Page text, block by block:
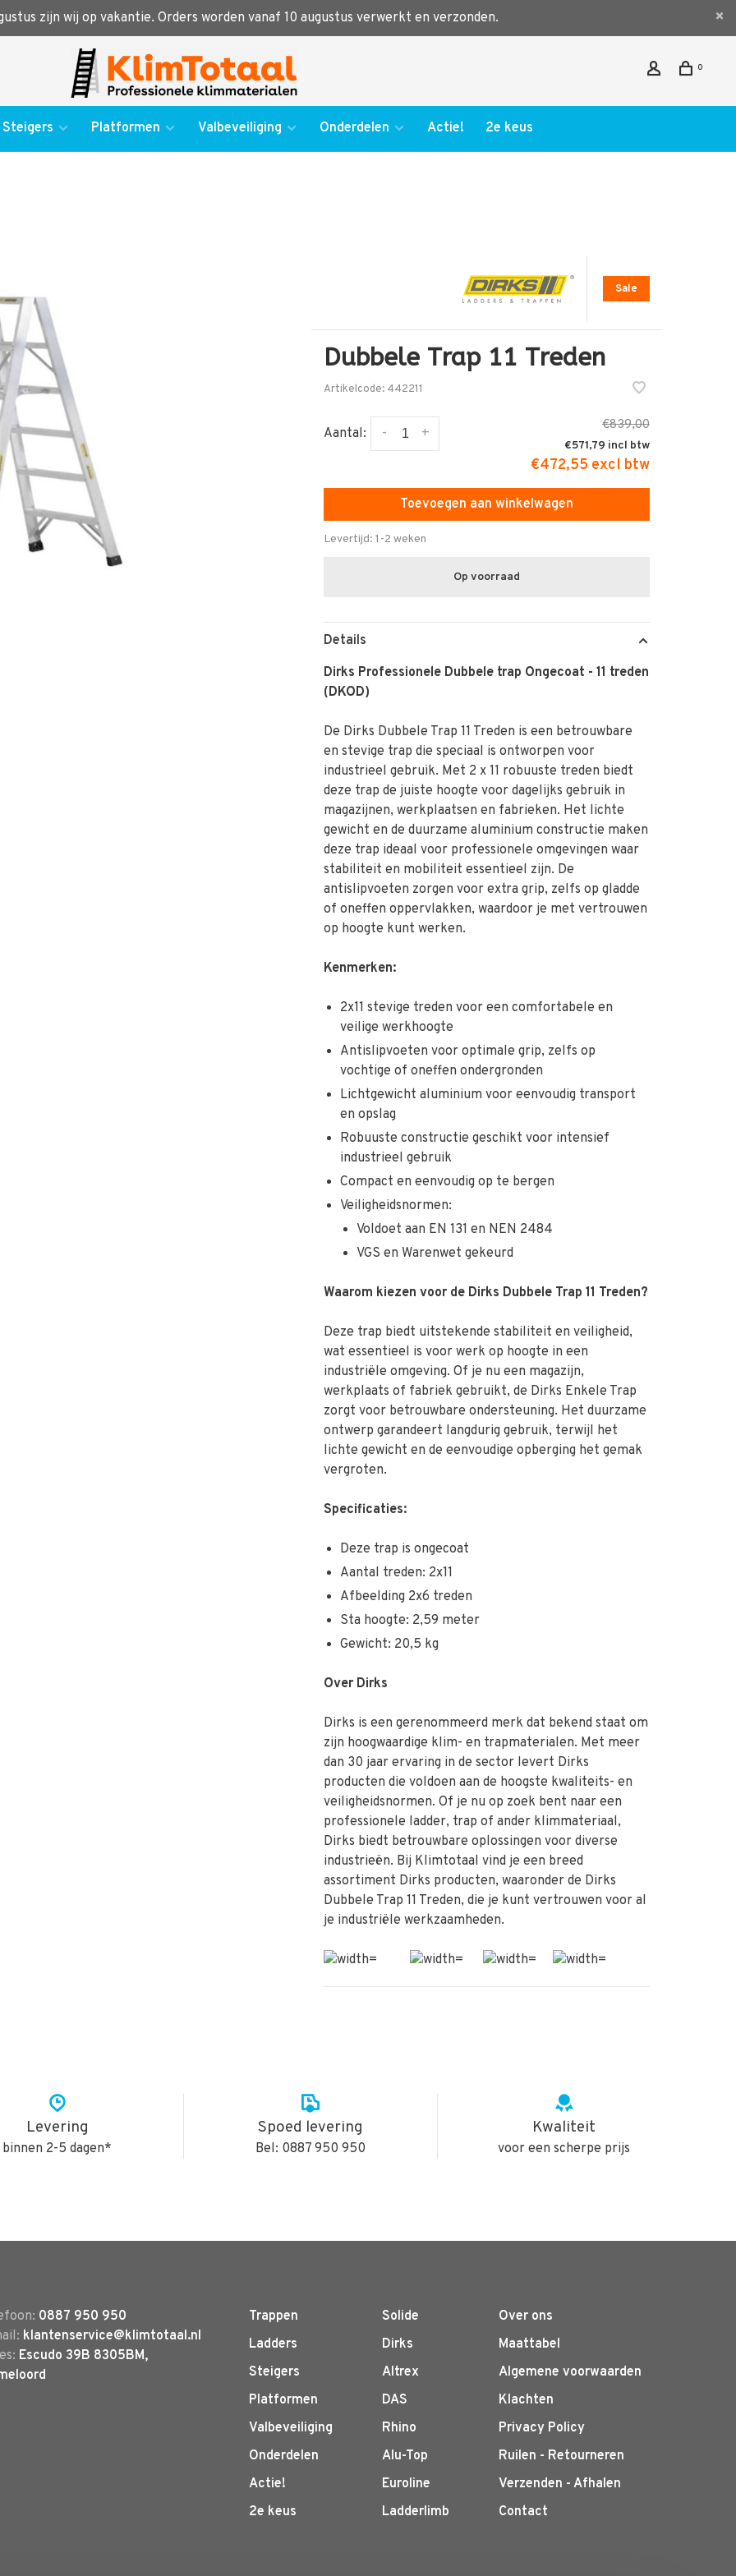
zijn wij op vakantie. Orders worden vanaf 10 augustus verwerkt en verzonden.
0
Steigers Platformen Valbeveiliging Onderdelen Actie! 2e keus
Sale
Dubbele Trap 11 Treden
Artikelcode: 442211
Aantal: +
-
€839,00
€571,79
€472,55 excl btw
Toevoegen aan winkelwagen
Levertijd: 1-2 weken
Op voorraad
Details
Dirks Professionele Dubbele trap Ongecoat - 11 treden
(DKOD)
De Dirks Dubbele Trap 11 Treden is een betrouwbare
en stevige trap die speciaal is ontworpen voor
industrieel gebruik. Met 2 x 11 robuuste treden biedt
deze trap de juiste hoogte voor dagelijks gebruik in
magazijnen, werkplaatsen en fabrieken. Het lichte
gewicht en de duurzame aluminium constructie maken
deze trap ideaal voor professionele omgevingen waar
stabiliteit en mobiliteit essentieel zijn. De
antislipvoeten zorgen voor extra grip, zelfs op gladde
of oneffen oppervlakken, waardoor je met vertrouwen
op hoogte kunt werken.
Kenmerken:
2x11 stevige treden voor een comfortabele en
veilige werkhoogte
Antislipvoeten voor optimale grip, zelfs op
vochtige of oneffen ondergronden
Lichtgewicht aluminium voor eenvoudig transport
en opslag
Robuuste constructie geschikt voor intensief
industrieel gebruik
Compact en eenvoudig op te bergen
Veiligheidsnormen:
Voldoet aan EN 131 en NEN 2484
VGS en Warenwet gekeurd
Waarom kiezen voor de Dirks Dubbele Trap 11 Treden?
Deze trap biedt uitstekende stabiliteit en veiligheid,
wat essentieel is voor werk op hoogte in een
industriële omgeving. Of je nu een magazijn,
werkplaats of fabriek gebruikt, de Dirks Enkele Trap
zorgt voor betrouwbare ondersteuning. Het duurzame
ontwerp garandeert langdurig gebruik, terwijl het
lichte gewicht en de eenvoudige opberging het gemak
vergroten.
Specificaties:
Deze trap is ongecoat
Aantal treden: 2x11
Afbeelding 2x6 treden
Sta hoogte: 2,59 meter
Gewicht: 20,5 kg
Over Dirks
Dirks is een gerenommeerd merk dat bekend staat om
zijn hoogwaardige klim- en trapmaterialen. Met meer
dan 30 jaar ervaring in de sector levert Dirks
producten die voldoen aan de hoogste kwaliteits- en
veiligheidsnormen. Of je nu op zoek bent naar een
professionele ladder, trap of ander klimmateriaal,
Dirks biedt betrouwbare oplossingen voor diverse
industrieën. Bij Klimtotaal vind je een breed
assortiment Dirks producten, waaronder de Dirks
Dubbele Trap 11 Treden, die je kunt vertrouwen voor al
je industriële werkzaamheden.
Levering
binnen 2-5 dagen*
Spoed levering
Bel: 0887 950 950
Kwaliteit
voor een scherpe prijs
0887 950 950
klantenservice@klimtotaal.nl
Escudo 39B 8305BM,
Trappen
Ladders
Steigers
Platformen
Valbeveiliging
Onderdelen
Actie!
2e keus
Solide
Dirks
Altrex
DAS
Rhino
Alu-Top
Euroline
Ladderlimb
Over ons
Maattabel
Algemene voorwaarden
Klachten
Privacy Policy
Ruilen - Retourneren
Verzenden - Afhalen
Contact